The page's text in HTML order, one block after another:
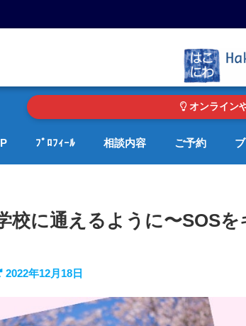
オンライン
ﾌﾟﾛﾌｨｰﾙ 相談内容 ご予約
校に通えるように〜SOS
2022年12月18日